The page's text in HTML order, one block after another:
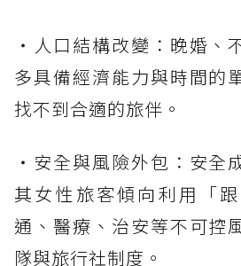
・人口結構改變：晚婚、
多具備經濟能力與時間的
找不到合適的旅伴。
・安全與風險外包：安全
其女性旅客傾向利用「
通、醫療、治安等不可控
隊與旅行社制度。